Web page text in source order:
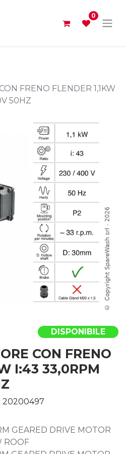
0
FRENO FLENDER 1,1KW
50HZ
DISPONIBILE
CON FRENO
I:43 33,0RPM
20200497
GEARED DRIVE MOTOR
ROOF